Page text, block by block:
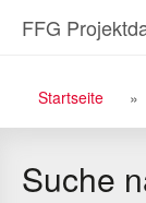
den
InhaltFFG
Startseite
Suche